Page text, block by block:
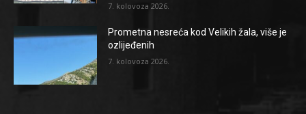
7. kolovoza 2026.
Prometna nesreća kod Velikih žala, više je
ozlijeđenih
7. kolovoza 2026.